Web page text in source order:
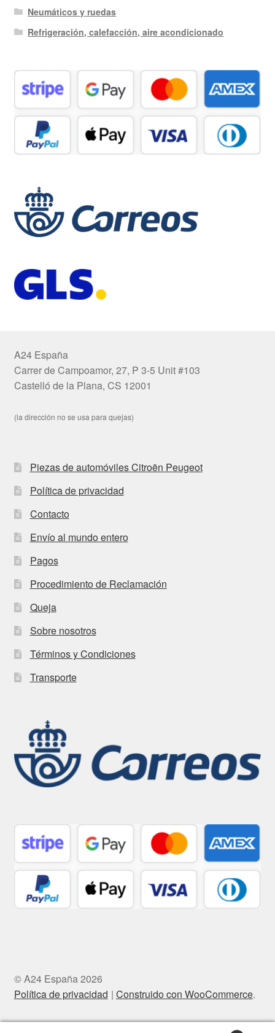
Neumáticos y ruedas
Refrigeración, calefacción, aire acondicionado
A24 España
Carrer de Campoamor, 27, P 3-5 Unit #103
Castelló de la Plana, CS 12001
(la dirección no se usa para quejas)
Piezas de automóviles Citroën Peugeot
Política de privacidad
Contacto
Envío al mundo entero
Pagos
Procedimiento de Reclamación
Queja
Sobre nosotros
Términos y Condiciones
Transporte
© A24 España 2026
Política de privacidad
Construido con WooCommerce.